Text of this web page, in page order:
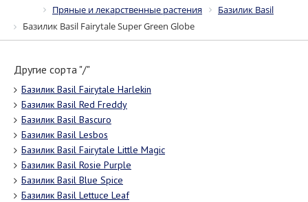
Пряные и лекарственные растения
Базилик Basil
Базилик Basil Fairytale Super Green Globe
Другие сорта "/"
Базилик Basil Fairytale Harlekin
Базилик Basil Red Freddy
Базилик Basil Bascuro
Базилик Basil Lesbos
Базилик Basil Fairytale Little Magic
Базилик Basil Rosie Purple
Базилик Basil Blue Spice
Базилик Basil Lettuce Leaf